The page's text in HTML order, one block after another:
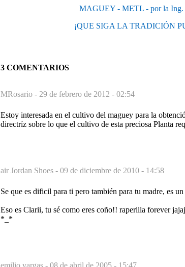
MAGUEY - METL - por la Ing.
¡QUE SIGA LA TRADICIÓN
3 COMENTARIOS
MRosario - 29 de febrero de 2012 - 02:54
Estoy interesada en el cultivo del maguey para la
directríz sobre lo que el cultivo de esta preciosa Planta
air Jordan Shoes - 09 de diciembre de 2010 - 14:58
Se que es dificil para ti pero también para tu madre, es
Eso es Clarii, tu sé como eres coño!! raperilla forever jajaj
*_*
emilio vargas - 08 de abril de 2005 - 15:47